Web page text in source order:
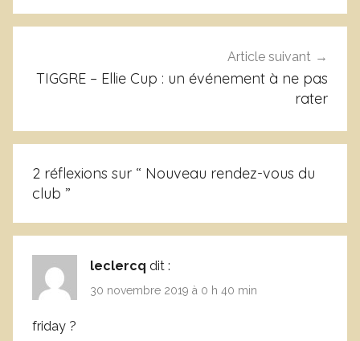
l
s
Article suivant
TIGGRE – Ellie Cup : un événement à ne pas
rater
2 réflexions sur “ Nouveau rendez-vous du
club ”
leclercq dit :
30 novembre 2019 à 0 h 40 min
friday ?